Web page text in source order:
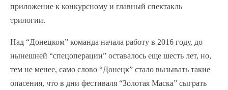
приложение к конкурсному и главный спектакль
трилогии.
Над “Донецком” команда начала работу в 2016 году, до
нынешней “спецоперации” оставалось еще шесть лет, но,
тем не менее, само слово “Донецк” стало вызывать такие
опасения, что в дни фестиваля “Золотая Маска” сыграть